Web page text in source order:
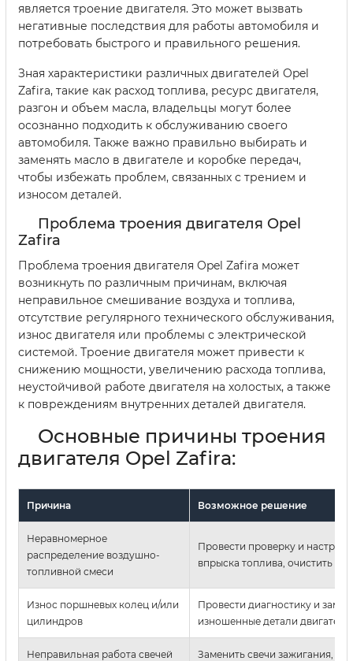
является троение двигателя. Это может вызвать
негативные последствия для работы автомобиля и
потребовать быстрого и правильного решения.
Зная характеристики различных двигателей Opel
Zafira, такие как расход топлива, ресурс двигателя,
разгон и объем масла, владельцы могут более
осознанно подходить к обслуживанию своего
автомобиля. Также важно правильно выбирать и
заменять масло в двигателе и коробке передач,
чтобы избежать проблем, связанных с трением и
износом деталей.
Проблема троения двигателя Opel
Zafira
Проблема троения двигателя Opel Zafira может
возникнуть по различным причинам, включая
неправильное смешивание воздуха и топлива,
отсутствие регулярного технического обслуживания,
износ двигателя или проблемы с электрической
системой. Троение двигателя может привести к
снижению мощности, увеличению расхода топлива,
неустойчивой работе двигателя на холостых, а также
к повреждениям внутренних деталей двигателя.
Основные причины троения
двигателя Opel Zafira:
Причина Возможное решение
Неравномерное
распределение воздушно-
топливной смеси
Провести проверку и
впрыска топлива, очистить
Износ поршневых колец и/или
цилиндров
Провести диагностику и
изношенные детали двигателя
Неправильная работа свечей Заменить свечи зажигания,